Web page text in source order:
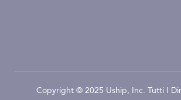
Copyright © 2025 Uship, Inc. Tutti I